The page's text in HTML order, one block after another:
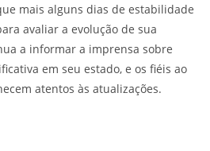
mais alguns dias de estabilidade
avaliar a evolução de sua
a informar a imprensa sobre
em seu estado, e os fiéis ao
atentos às atualizações.